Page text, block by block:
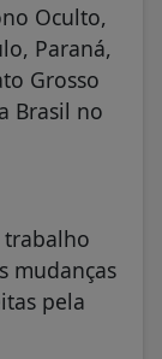
Oculto,
Paraná,
Grosso
Brasil no
mudanças
pela